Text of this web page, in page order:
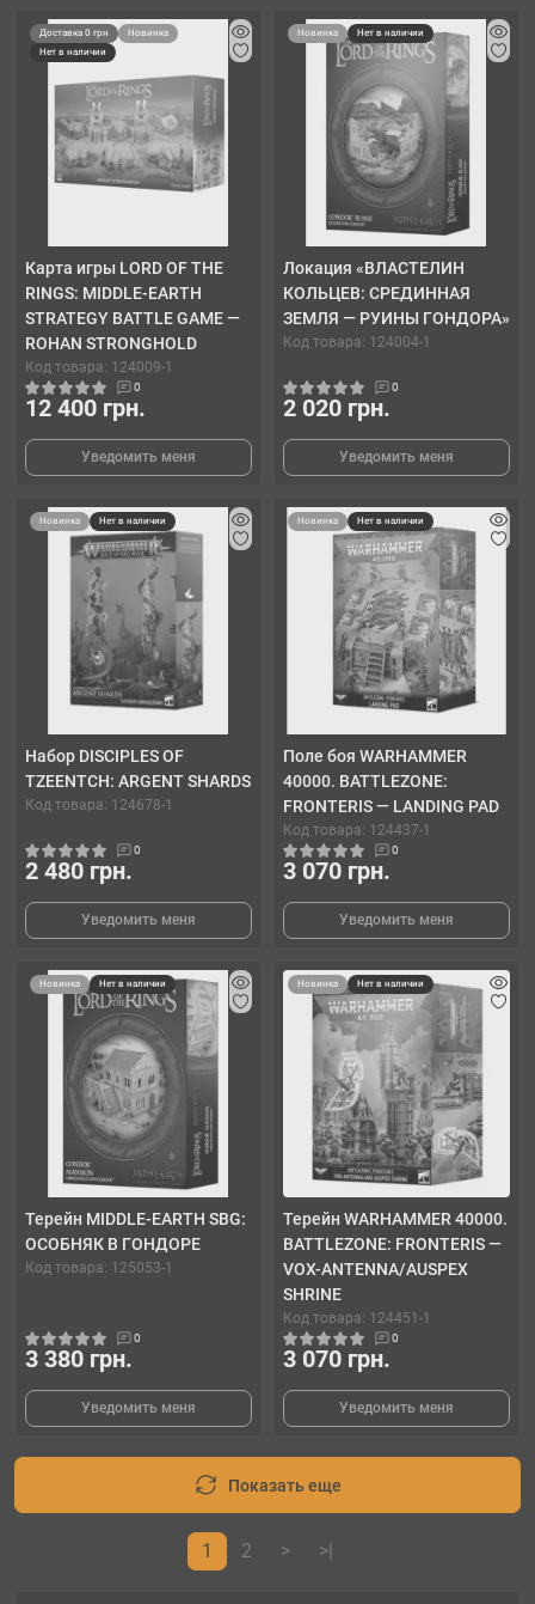
Доставка 0 грн
Новинка
Нет в наличии
Карта игры LORD OF THE
RINGS: MIDDLE-EARTH
STRATEGY BATTLE GAME —
ROHAN STRONGHOLD
Код товара: 124009-1
0
12 400 грн.
Уведомить меня
Новинка Нет в наличии
Локация «ВЛАСТЕЛИН
КОЛЬЦЕВ: СРЕДИННАЯ
ЗЕМЛЯ — РУИНЫ ГОНДОРА»
Код товара: 124004-1
0
2 020 грн.
Уведомить меня
Новинка Нет в наличии
Набор DISCIPLES OF
TZEENTCH: ARGENT SHARDS
Код товара: 124678-1
0
2 480 грн.
Уведомить меня
Новинка Нет в наличии
Поле боя WARHAMMER
40000. BATTLEZONE:
FRONTERIS — LANDING PAD
Код товара: 124437-1
0
3 070 грн.
Уведомить меня
Новинка Нет в наличии
Терейн MIDDLE-EARTH SBG:
ОСОБНЯК В ГОНДОРЕ
Код товара: 125053-1
0
3 380 грн.
Уведомить меня
Новинка Нет в наличии
Терейн WARHAMMER 40000.
BATTLEZONE: FRONTERIS —
VOX-ANTENNA/AUSPEX
SHRINE
Код товара: 124451-1
0
3 070 грн.
Уведомить меня
Показать еще
1 2 > >|